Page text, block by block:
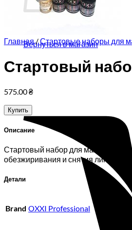
Вернуться в магазин
Главная/Стартовые наборы для
Стартовый
575.00₴
Купить
Описание
Стартовый набор для маникюра
обезжиривания и снятия липкого
Детали
Brand OXXI Professional